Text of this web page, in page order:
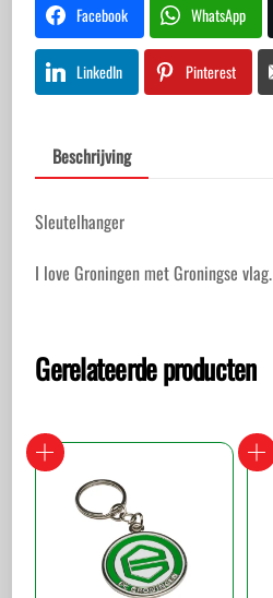
Facebook WhatsApp
LinkedIn Pinterest
Beschrijving
Sleutelhanger
I love Groningen met Groningse vlag.
Gerelateerde producten